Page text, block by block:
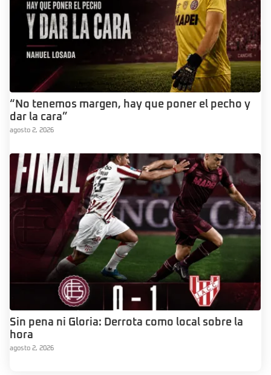
“No tenemos margen, hay que poner el pecho y
dar la cara”
agosto 2, 2026
Sin pena ni Gloria: Derrota como local sobre la
hora
agosto 2, 2026